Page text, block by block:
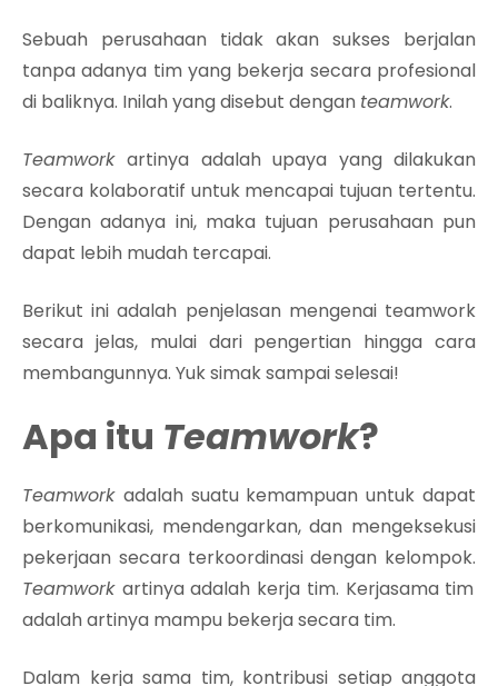
Sebuah perusahaan tidak akan sukses berjalan
tanpa adanya tim yang bekerja secara profesional
di baliknya. Inilah yang disebut dengan teamwork.
Teamworkartinya adalah upaya yang dilakukan
secara kolaboratif untuk mencapai tujuan tertentu.
Dengan adanya ini, maka tujuan perusahaan pun
dapat lebih mudah tercapai.
Berikut ini adalah penjelasan mengenai teamwork
secara jelas, mulai dari pengertian hingga cara
membangunnya. Yuk simak sampai selesai!
Apa itu Teamwork?
Teamwork adalah suatu kemampuan untuk dapat
berkomunikasi, mendengarkan, dan mengeksekusi
pekerjaan secara terkoordinasi dengan kelompok.
Teamwork artinya adalah kerja tim. Kerjasama tim
adalah artinya mampu bekerja secara tim.
Dalam kerja sama tim, kontribusi setiap anggota